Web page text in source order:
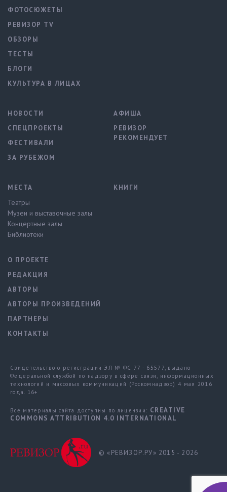
ФОТОСЮЖЕТЫ
РЕВИЗОР TV
ОБЗОРЫ
ТЕСТЫ
БЛОГИ
КУЛЬТУРА В ЛИЦАХ
НОВОСТИ
СПЕЦПРОЕКТЫ
ФЕСТИВАЛИ
ЗА РУБЕЖОМ
АФИША
РЕВИЗОР
РЕКОМЕНДУЕТ
МЕСТА
Театры
Музеи и выставочные залы
Концертные залы
Библиотеки
КНИГИ
О ПРОЕКТЕ
РЕДАКЦИЯ
АВТОРЫ
АВТОРЫ ПРОИЗВЕДЕНИЙ
ПАРТНЕРЫ
КОНТАКТЫ
Свидетельство о регистрации ЭЛ № ФС 77 - 65577, выдано
Федеральной службой по надзору в сфере связи, информационных
технологий и массовых коммуникаций (Роскомнадзор) 4 мая 2016
года. 16+
Все материалы сайта доступны по лицензии: CREATIVE
COMMONS ATTRIBUTION 4.0 INTERNATIONAL
© «РЕВИЗОР.РУ» 2015 - 2026